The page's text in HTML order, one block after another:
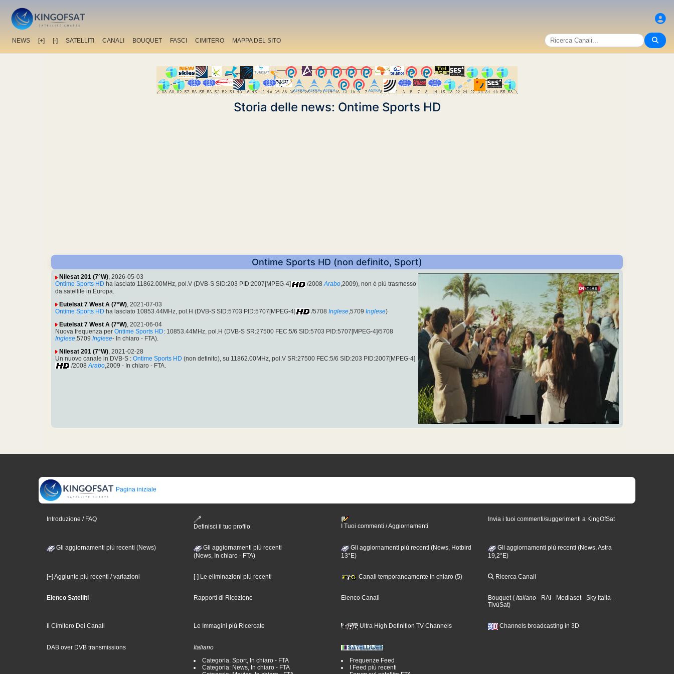
NEWS [+] [-] SATELLITI CANALI BOUQUET FASCI CIMITERO MAPPA DEL SITO
Storia delle news: Ontime Sports HD
Ontime Sports HD (non definito, Sport)
Nilesat 201 (7°W), 2026-05-03
Ontime Sports HD ha lasciato 11862.00MHz, pol.V (DVB-S SID:203 PID:2007[MPEG-4] /2008 Arabo,2009), non è più trasmesso
da satellite in Europa.
Eutelsat 7 West A (7°W) , 2021-07-03
Ontime Sports HD ha lasciato 10853.44MHz, pol.H (DVB-S SID:5703 PID:5707[MPEG-4] /5708 Inglese ,5709 Inglese)
Eutelsat 7 West A (7°W), 2021-06-04
Nuova frequenza per Ontime Sports HD: 10853.44MHz, pol.H (DVB-S SR:27500 FEC:5/6 SID:5703 PID:5707[MPEG-4]/5708
Inglese,5709 Inglese- In chiaro - FTA).
Nilesat 201 (7°W), 2021-02-28
Un nuovo canale in DVB-S : Ontime Sports HD (non definito), su 11862.00MHz, pol.V SR:27500 FEC:5/6 SID:203 PID:2007[MPEG-4]
/2008 Arabo,2009 - In chiaro - FTA.
Pagina iniziale
Introduzione / FAQ
Definisci il tuo profilo
I Tuoi commenti / Aggiornamenti
Invia i tuoi commenti/suggerimenti a KingOfSat
Gli aggiornamenti più recenti (News)
Gli aggiornamenti più recenti
(News, In chiaro - FTA)
Gli aggiornamenti più recenti (News, Hotbird
13°E)
Gli aggiornamenti più recenti (News, Astra
19,2°E)
[+] Aggiunte più recenti / variazioni [-] Le eliminazioni più recenti Canali temporaneamente in chiaro (5) Ricerca Canali
Elenco Satelliti Rapporti di Ricezione Elenco Canali Bouquet( Italiano - RAI - Mediaset- Sky Italia -
TivùSat)
Il Cimitero Dei Canali Le Immagini più Ricercate Ultra High Definition TV Channels Channels broadcasting in 3D
DAB over DVB transmissions
Italiano
Categoria: Sport, In chiaro - FTA
Categoria: News, In chiaro - FTA
Frequenze Feed
I Feed più recenti